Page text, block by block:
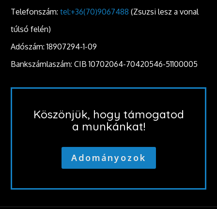
Telefonszám:tel:+36(70)9067488 (Zsuzsi lesz a vonal
túlsó felén)
Adószám: 18907294-1-09
Bankszámlaszám: CIB 10702064-70420546-51100005
Köszönjük, hogy támogatod
a munkánkat!
Adományozok